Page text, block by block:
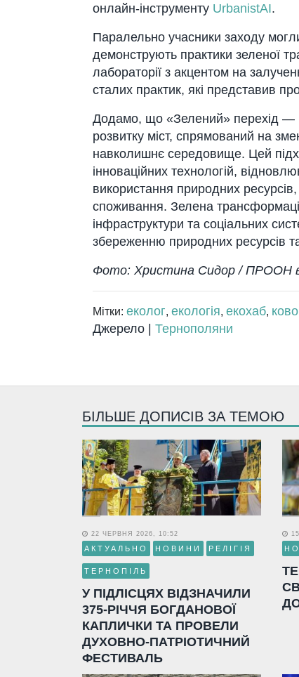
онлайн-інструменту UrbanistAI.
Паралельно учасники заходу могли
демонструють практики зеленої
лабораторії з акцентом на
сталих практик, які представив
Додамо, що «Зелений» перехід —
розвитку міст, спрямований на
навколишнє середовище. Цей
інноваційних технологій,
використання природних
споживання. Зелена
інфраструктури та соціальних
збереженню природних ресурсів
Фото: Христина Сидор / ПРООН в
Мітки: еколог, екологія, екохаб,
Джерело | Тернополяни
БІЛЬШЕ ДОПИСІВ ЗА ТЕМОЮ
22 ЧЕРВНЯ 2026, 10:52
АКТУАЛЬНО НОВИНИ РЕЛІГІЯ
ТЕРНОПІЛЬ
У ПІДЛІСЦЯХ ВІДЗНАЧИЛИ
375-РІЧЧЯ БОГДАНОВОЇ
КАПЛИЧКИ ТА ПРОВЕЛИ
ДУХОВНО-ПАТРІОТИЧНИЙ
ФЕСТИВАЛЬ